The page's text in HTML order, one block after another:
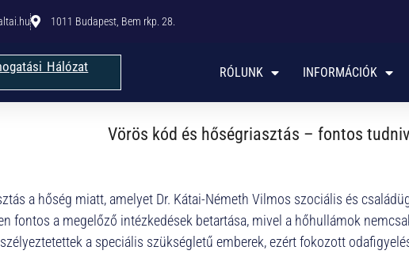
1011 Budapest, Bem rkp. 28. ​
Hálózat RÓLUNK INFORMÁCIÓK
Vörös kód és hőségriasztás – fontos
a hőség miatt, amelyet Dr. Kátai-Németh Vilmos szociális és
fontos a megelőző intézkedések betartása, mivel a hőhullámok
a speciális szükségletű emberek, ezért fokozott